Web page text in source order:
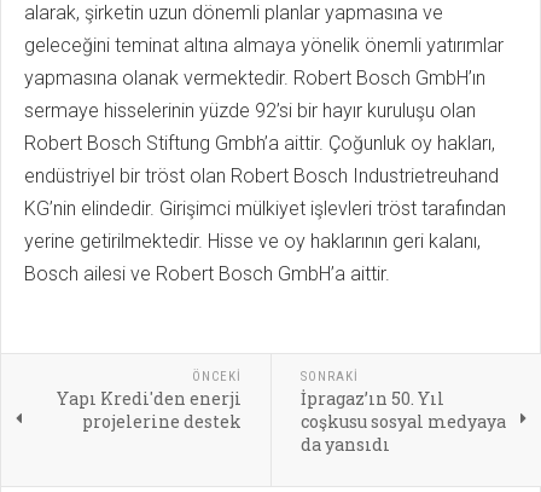
alarak, şirketin uzun dönemli planlar yapmasına ve
geleceğini teminat altına almaya yönelik önemli yatırımlar
yapmasına olanak vermektedir. Robert Bosch GmbH’ın
sermaye hisselerinin yüzde 92’si bir hayır kuruluşu olan
Robert Bosch Stiftung Gmbh’a aittir. Çoğunluk oy hakları,
endüstriyel bir tröst olan Robert Bosch Industrietreuhand
KG’nin elindedir. Girişimci mülkiyet işlevleri tröst tarafından
yerine getirilmektedir. Hisse ve oy haklarının geri kalanı,
Bosch ailesi ve Robert Bosch GmbH’a aittir.
ÖNCEKI
Yapı Kredi'den enerji
projelerine destek
SONRAKI
İpragaz’ın 50. Yıl
coşkusu sosyal medyaya
da yansıdı